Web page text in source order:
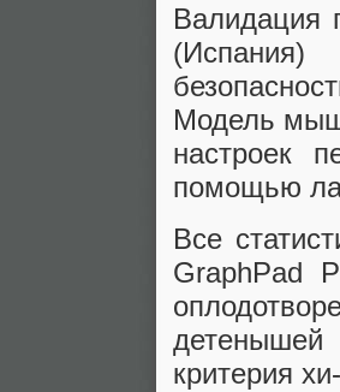
Валидация
Модель
настроек
помощью
Все
GraphPad
детенышей
критерия